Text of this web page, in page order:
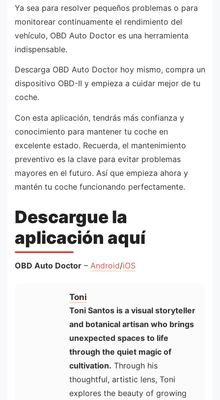
Ya sea para resolver pequeños problemas o para
monitorear continuamente el rendimiento del
vehículo, OBD Auto Doctor es una herramienta
indispensable.
Descarga OBD Auto Doctor hoy mismo, compra un
dispositivo OBD-II y empieza a cuidar mejor de tu
coche.
Con esta aplicación, tendrás más confianza y
conocimiento para mantener tu coche en
excelente estado. Recuerda, el mantenimiento
preventivo es la clave para evitar problemas
mayores en el futuro. Así que empieza ahora y
mantén tu coche funcionando perfectamente.
Descargue la
aplicación aquí
OBD Auto Doctor – Android/iOS
Toni
Toni Santos is a visual storyteller
and botanical artisan who brings
unexpected spaces to life
through the quiet magic of
cultivation. Through his
thoughtful, artistic lens, Toni
explores the beauty of growing